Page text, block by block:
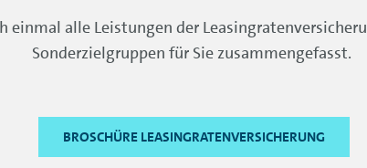
einmal alle Leistungen der
Sonderzielgruppen für Sie zusammengefasst.
BROSCHÜRE LEASINGRATENVERSICHERUNG